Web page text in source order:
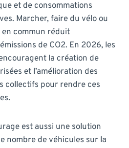
et de consommations
Marcher, faire du vélo ou
commun réduit
de CO2. En 2026, les
la création de
et l’amélioration des
collectifs pour rendre ces
est aussi une solution
nombre de véhicules sur la